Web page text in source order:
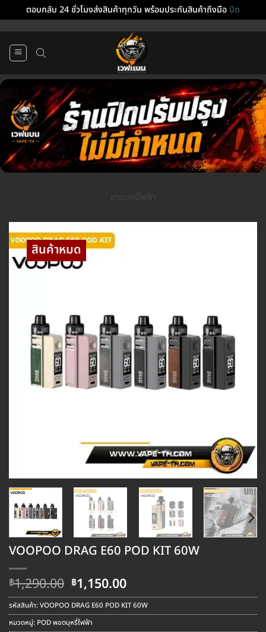
ตอบกลับ 24 ชั่วโมงส่งสินค้าทุกวัน พร้อมประกันสินค้าถึงมือปิด
VOOPOO DRAG E60 POD KIT 60W
฿1,290.00 Original
price
was:
฿1,290.00.
฿1,150.00Current
price
is:
฿1,150.00.
รหัสสินค้า:VOOPOO DRAG E60 POD KIT 60W
หมวดหมู่: POD พอตบุหรี่ไฟฟ้า